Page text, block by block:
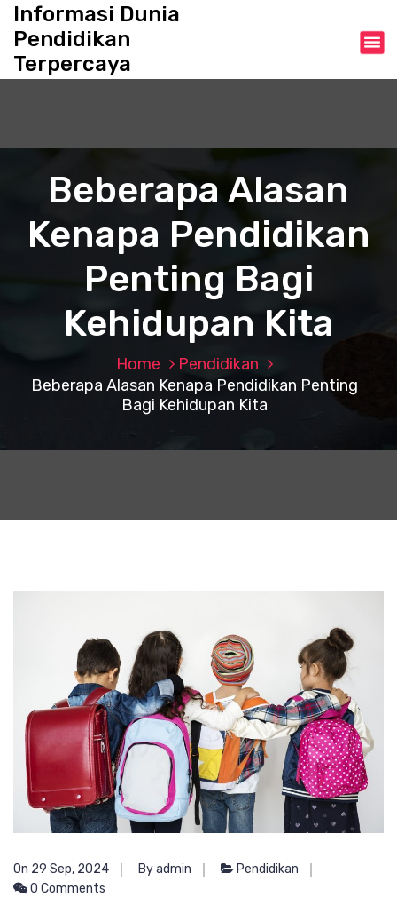
o
Informasi Dunia
Pendidikan
Terpercaya
Beberapa Alasan
Kenapa Pendidikan
Penting Bagi
Kehidupan Kita
Home
Pendidikan
Beberapa Alasan Kenapa Pendidikan Penting
Bagi Kehidupan Kita
On 29 Sep, 2024 By admin
Pendidikan
0 Comments